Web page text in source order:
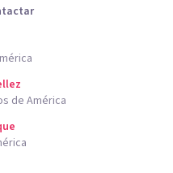
de América